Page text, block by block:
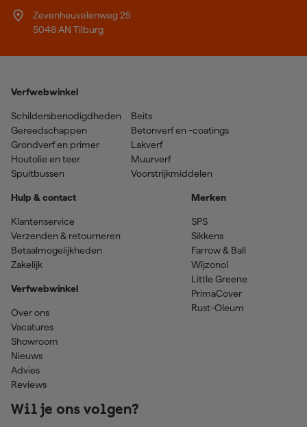
Zevenheuvelenweg 25
5048 AN Tilburg
Verfwebwinkel
Schildersbenodigdheden
Gereedschappen
Grondverf en primer
Houtolie en teer
Spuitbussen
Beits
Betonverf en -coatings
Lakverf
Muurverf
Voorstrijkmiddelen
Hulp & contact
Klantenservice
Verzenden & retourneren
Betaalmogelijkheden
Zakelijk
Verfwebwinkel
Over ons
Vacatures
Showroom
Nieuws
Advies
Reviews
Merken
SPS
Sikkens
Farrow & Ball
Wijzonol
Little Greene
PrimaCover
Rust-Oleum
Wil je ons volgen?